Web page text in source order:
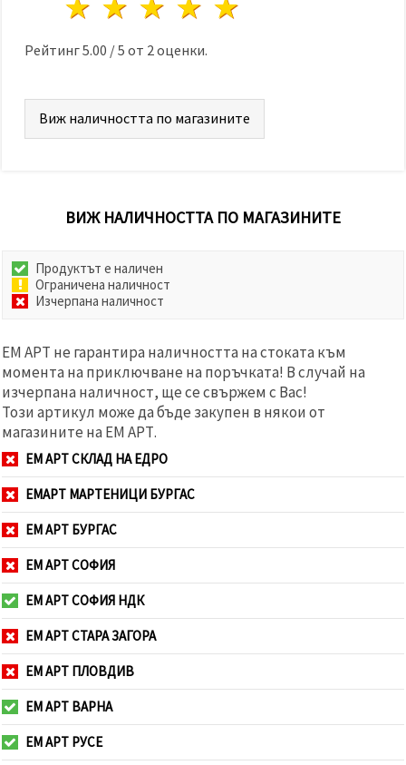
Рейтинг5.00 /5 от 2 оценки.
Виж наличността по магазините
ВИЖ НАЛИЧНОСТТА ПО МАГАЗИНИТЕ
Продуктът е наличен
Ограничена наличност
Изчерпана наличност
ЕМ АРТ не гарантира наличността на стоката към
момента на приключване на поръчката! В случай на
изчерпана наличност, ще се свържем с Вас!
Този артикул може да бъде закупен в някои от
магазините на ЕМ АРТ.
ЕМ АРТ СКЛАД НА ЕДРО
ЕМАРТ МАРТЕНИЦИ БУРГАС
ЕМ АРТ БУРГАС
ЕМ АРТ СОФИЯ
ЕМ АРТ СОФИЯ НДК
ЕМ АРТ СТАРА ЗАГОРА
ЕМ АРТ ПЛОВДИВ
ЕМ АРТ ВАРНА
ЕМ АРТ РУСЕ